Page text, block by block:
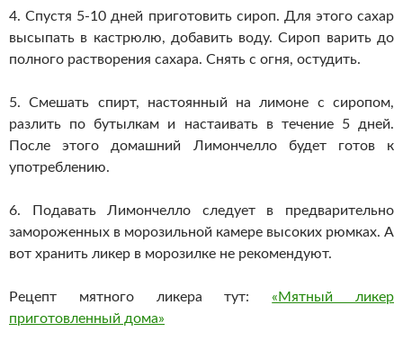
4. Спустя 5-10 дней приготовить сироп. Для этого сахар
высыпать в кастрюлю, добавить воду. Сироп варить до
полного растворения сахара. Снять с огня, остудить.
5. Смешать спирт, настоянный на лимоне с сиропом,
разлить по бутылкам и настаивать в течение 5 дней.
После этого домашний Лимончелло будет готов к
употреблению.
6. Подавать Лимончелло следует в предварительно
замороженных в морозильной камере высоких рюмках. А
вот хранить ликер в морозилке не рекомендуют.
Рецепт мятного ликера тут: «Мятный ликер
приготовленный дома»